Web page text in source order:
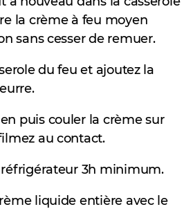
la crème à feu moyen
sans cesser de remuer.
du feu et ajoutez la
puis couler la crème sur
au contact.
réfrigérateur 3h minimum.
liquide entière avec le